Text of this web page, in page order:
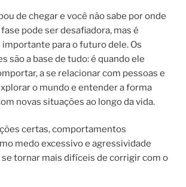
de chegar e você não sabe por onde
pode ser desafiadora, mas é
para o futuro dele. Os
são a base de tudo: é quando ele
a se relacionar com pessoas e
o mundo e entender a forma
novas situações ao longo da vida.
certas, comportamentos
medo excessivo e agressividade
tornar mais difíceis de corrigir com o